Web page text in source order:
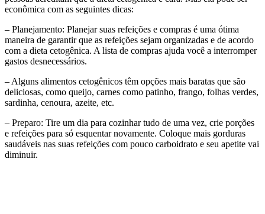
econômica com as seguintes dicas:
– Planejamento: Planejar suas refeições e compras é uma ótima
maneira de garantir que as refeições sejam organizadas e de acordo
com a dieta cetogênica. A lista de compras ajuda você a interromper
gastos desnecessários.
– Alguns alimentos cetogênicos têm opções mais baratas que são
deliciosas, como queijo, carnes como patinho, frango, folhas verdes,
sardinha, cenoura, azeite, etc.
– Preparo: Tire um dia para cozinhar tudo de uma vez, crie porções
e refeições para só esquentar novamente. Coloque mais gorduras
saudáveis nas suas refeições com pouco carboidrato e seu apetite vai
diminuir.